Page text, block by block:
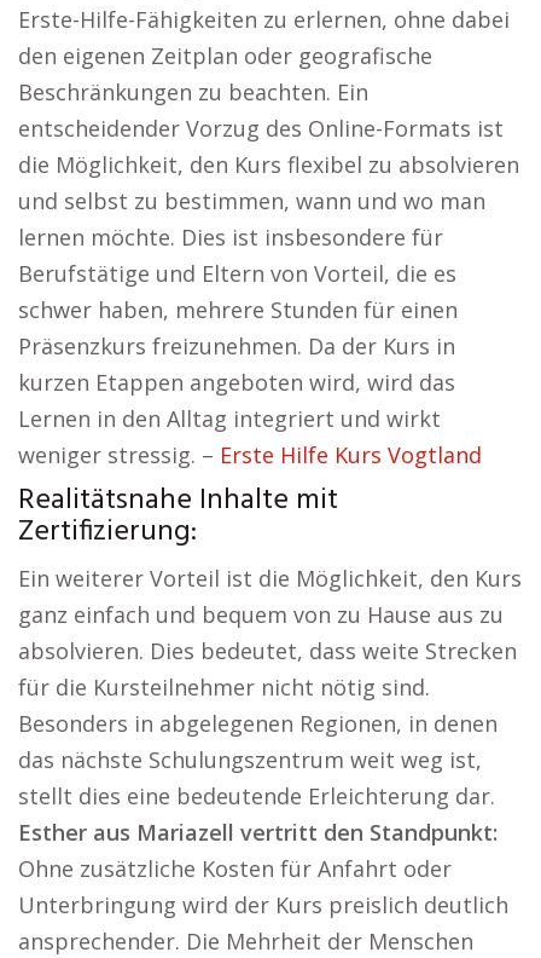
Erste-Hilfe-Fähigkeiten zu erlernen, ohne dabei
den eigenen Zeitplan oder geografische
Beschränkungen zu beachten. Ein
entscheidender Vorzug des Online-Formats ist
die Möglichkeit, den Kurs flexibel zu absolvieren
und selbst zu bestimmen, wann und wo man
lernen möchte. Dies ist insbesondere für
Berufstätige und Eltern von Vorteil, die es
schwer haben, mehrere Stunden für einen
Präsenzkurs freizunehmen. Da der Kurs in
kurzen Etappen angeboten wird, wird das
Lernen in den Alltag integriert und wirkt
weniger stressig. – Erste Hilfe Kurs Vogtland
Realitätsnahe Inhalte mit
Zertifizierung:
Ein weiterer Vorteil ist die Möglichkeit, den Kurs
ganz einfach und bequem von zu Hause aus zu
absolvieren. Dies bedeutet, dass weite Strecken
für die Kursteilnehmer nicht nötig sind.
Besonders in abgelegenen Regionen, in denen
das nächste Schulungszentrum weit weg ist,
stellt dies eine bedeutende Erleichterung dar.
Esther aus Mariazell vertritt den Standpunkt:
Ohne zusätzliche Kosten für Anfahrt oder
Unterbringung wird der Kurs preislich deutlich
ansprechender. Die Mehrheit der Menschen